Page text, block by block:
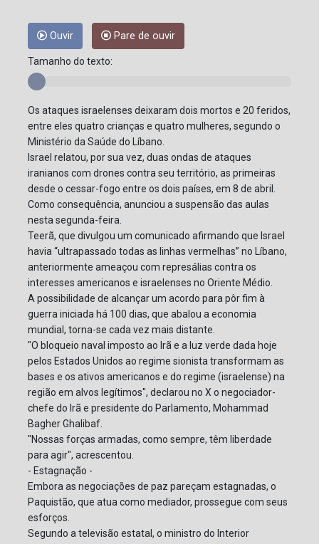
Ouvir Pare de ouvir
Tamanho do texto:
Os ataques israelenses deixaram dois mortos e 20 feridos,
entre eles quatro crianças e quatro mulheres, segundo o
Ministério da Saúde do Líbano.
Israel relatou, por sua vez, duas ondas de ataques
iranianos com drones contra seu território, as primeiras
desde o cessar-fogo entre os dois países, em 8 de abril.
Como consequência, anunciou a suspensão das aulas
nesta segunda-feira.
Teerã, que divulgou um comunicado afirmando que Israel
havia “ultrapassado todas as linhas vermelhas” no Líbano,
anteriormente ameaçou com represálias contra os
interesses americanos e israelenses no Oriente Médio.
A possibilidade de alcançar um acordo para pôr fim à
guerra iniciada há 100 dias, que abalou a economia
mundial, torna-se cada vez mais distante.
"O bloqueio naval imposto ao Irã e a luz verde dada hoje
pelos Estados Unidos ao regime sionista transformam as
bases e os ativos americanos e do regime (israelense) na
região em alvos legítimos", declarou no X o negociador-
chefe do Irã e presidente do Parlamento, Mohammad
Bagher Ghalibaf.
"Nossas forças armadas, como sempre, têm liberdade
para agir", acrescentou.
- Estagnação -
Embora as negociações de paz pareçam estagnadas, o
Paquistão, que atua como mediador, prossegue com seus
esforços.
Segundo a televisão estatal, o ministro do Interior